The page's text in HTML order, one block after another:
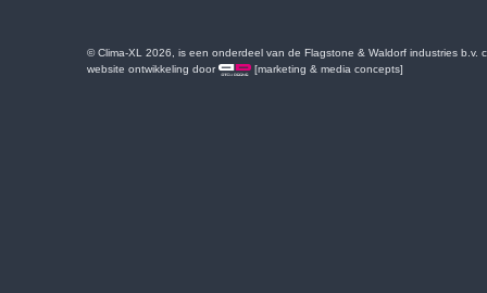
© Clima-XL 2026, is een onderdeel van de Flagstone & Waldorf industries b.v.
website ontwikkeling door
[marketing & media concepts]